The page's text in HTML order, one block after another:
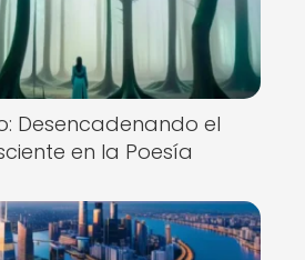
Desencadenando el
en la Poesía